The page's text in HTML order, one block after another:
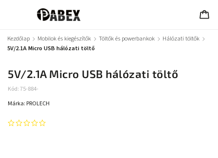
Kezdőlap / Mobilok és kiegészítők / Töltők és powerbankok / Hálózati töltők /
5V/2.1A Micro USB hálózati töltő
5V/2.1A Micro USB hálózati töltő
Kód:75-884-
Márka: PROLECH